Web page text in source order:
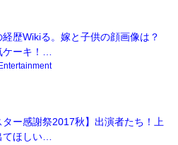
経歴Wikiる。嫁と子供の顔画像は？
ーキ！…
Entertainment
ター感謝祭2017秋】出演者たち！上
てほしい…